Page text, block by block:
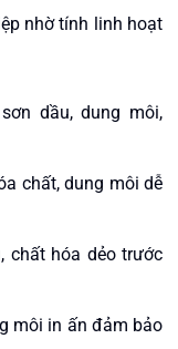
nhờ tính linh hoạt
dầu, dung môi,
chất, dung môi dễ
chất hóa dẻo trước
môi in ấn đảm bảo